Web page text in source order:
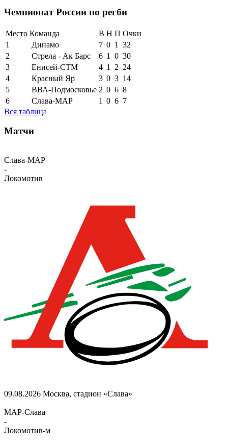
Чемпионат России по регби
Место Команда В Н П Очки
1
Динамо 7 0 1
32
2
Стрела - Ак Барс 6 1 0 30
3
Енисей-СТМ 4 1 2 24
4
Красный Яр 3 0 3 14
5
ВВА-Подмосковье 2 0 6 8
6
Слава-МАР 1 0 6 7
Вся таблица
Матчи
Слава-МАР
-
Локомотив
09.08.2026 Москва, стадион «Слава»
МАР-Слава
-
Локомотив-м